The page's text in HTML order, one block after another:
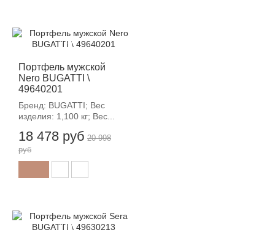
Портфель мужской
Nero BUGATTI \
49640201
Бренд: BUGATTI; Вес
изделия: 1,100 кг; Вес...
18 478 руб
-12%
20 998
руб
-12%